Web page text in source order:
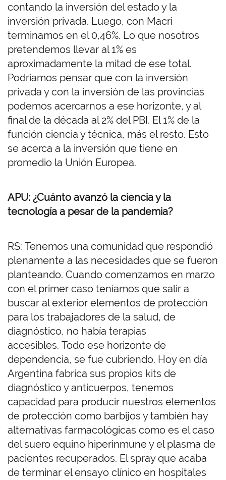
contando la inversión del estado y la
inversión privada. Luego, con Macri
terminamos en el 0,46%. Lo que nosotros
pretendemos llevar al 1% es
aproximadamente la mitad de ese total.
Podríamos pensar que con la inversión
privada y con la inversión de las provincias
podemos acercarnos a ese horizonte, y al
final de la década al 2% del PBI. El 1% de la
función ciencia y técnica, más el resto. Esto
se acerca a la inversión que tiene en
promedio la Unión Europea.
APU: ¿Cuánto avanzó la ciencia y la
tecnología a pesar de la pandemia?
RS: Tenemos una comunidad que respondió
plenamente a las necesidades que se fueron
planteando. Cuando comenzamos en marzo
con el primer caso teníamos que salir a
buscar al exterior elementos de protección
para los trabajadores de la salud, de
diagnóstico, no había terapias
accesibles. Todo ese horizonte de
dependencia, se fue cubriendo. Hoy en día
Argentina fabrica sus propios kits de
diagnóstico y anticuerpos, tenemos
capacidad para producir nuestros elementos
de protección como barbijos y también hay
alternativas farmacológicas como es el caso
del suero equino hiperinmune y el plasma de
pacientes recuperados. El spray que acaba
de terminar el ensayo clínico en hospitales